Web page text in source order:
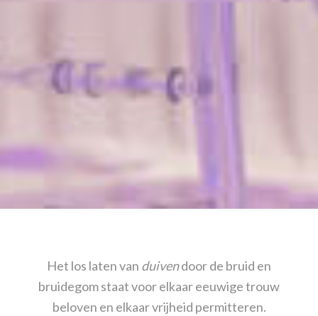
Het los laten van duivendoor de bruid en
bruidegom staat voor elkaar eeuwige trouw
beloven en elkaar vrijheid permitteren.